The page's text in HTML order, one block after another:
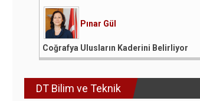
Pınar Gül
Coğrafya Ulusların Kaderini Belirliyor
DT Bilim ve Teknik